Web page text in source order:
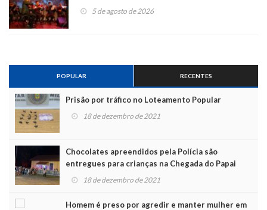
5 de agosto de 2026
POPULAR RECENTES
Prisão por tráfico no Loteamento Popular
18 de dezembro de 2021
Chocolates apreendidos pela Polícia são
entregues para crianças na Chegada do Papai
Noel
18 de dezembro de 2021
Homem é preso por agredir e manter mulher em